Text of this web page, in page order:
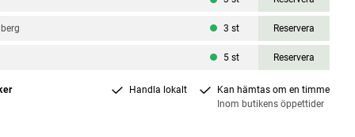
Lägg i varukorgen
3 st Reservera
5 st Reservera
Handla lokalt
Kan hämtas om en timme
Inom butikens öppettider